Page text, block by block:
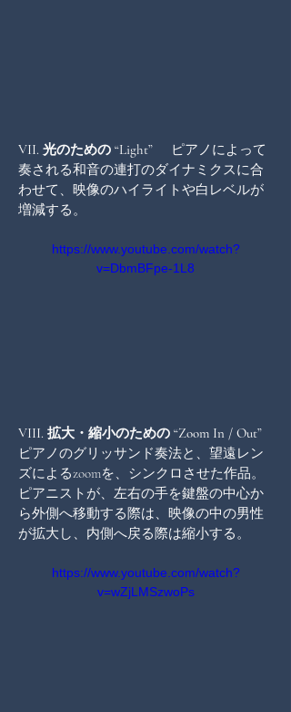
VII. 光のための “Light”
    ピアノによって
奏される和音の連打のダイナミクスに合
わせて、映像のハイライトや白レベルが
増減する。
https://www.youtube.com/watch?
v=DbmBFpe-1L8
VIII. 拡大・縮小のための “Zoom In / Out”
ピアノのグリッサンド奏法と、望遠レン
ズによるzoomを、シンクロさせた作品。
ピアニストが、左右の手を鍵盤の中心か
ら外側へ移動する際は、映像の中の男性
が拡大し、内側へ戻る際は縮小する。
https://www.youtube.com/watch?
v=wZjLMSzwoPs